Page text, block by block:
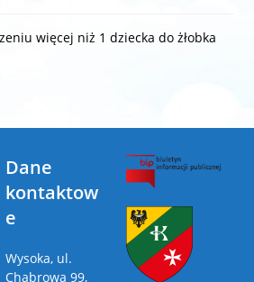
więcej niż 1 dziecka do żłobka
Dane
kontaktow
e
Wysoka, ul.
Chabrowa 99,